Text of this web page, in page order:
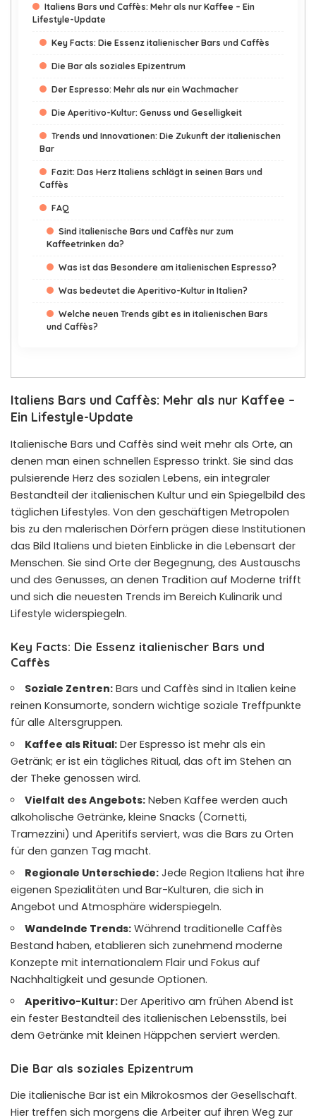
Italiens Bars und Caffès: Mehr als nur Kaffee – Ein
Lifestyle-Update
Key Facts: Die Essenz italienischer Bars und Caffès
Die Bar als soziales Epizentrum
Der Espresso: Mehr als nur ein Wachmacher
Die Aperitivo-Kultur: Genuss und Geselligkeit
Trends und Innovationen: Die Zukunft der italienischen
Bar
Fazit: Das Herz Italiens schlägt in seinen Bars und
Caffès
FAQ
Sind italienische Bars und Caffès nur zum
Kaffeetrinken da?
Was ist das Besondere am italienischen Espresso?
Was bedeutet die Aperitivo-Kultur in Italien?
Welche neuen Trends gibt es in italienischen Bars
und Caffès?
Italiens Bars und Caffès: Mehr als nur Kaffee –
Ein Lifestyle-Update
Italienische Bars und Caffès sind weit mehr als Orte, an
denen man einen schnellen Espresso trinkt. Sie sind das
pulsierende Herz des sozialen Lebens, ein integraler
Bestandteil der italienischen Kultur und ein Spiegelbild des
täglichen Lifestyles. Von den geschäftigen Metropolen
bis zu den malerischen Dörfern prägen diese Institutionen
das Bild Italiens und bieten Einblicke in die Lebensart der
Menschen. Sie sind Orte der Begegnung, des Austauschs
und des Genusses, an denen Tradition auf Moderne trifft
und sich die neuesten Trends im Bereich Kulinarik und
Lifestyle widerspiegeln.
Key Facts: Die Essenz italienischer Bars und
Caffès
Soziale Zentren: Bars und Caffès sind in Italien keine
reinen Konsumorte, sondern wichtige soziale Treffpunkte
für alle Altersgruppen.
Kaffee als Ritual: Der Espresso ist mehr als ein
Getränk; er ist ein tägliches Ritual, das oft im Stehen an
der Theke genossen wird.
Vielfalt des Angebots: Neben Kaffee werden auch
alkoholische Getränke, kleine Snacks (Cornetti,
Tramezzini) und Aperitifs serviert, was die Bars zu Orten
für den ganzen Tag macht.
Regionale Unterschiede: Jede Region Italiens hat ihre
eigenen Spezialitäten und Bar-Kulturen, die sich in
Angebot und Atmosphäre widerspiegeln.
Wandelnde Trends: Während traditionelle Caffès
Bestand haben, etablieren sich zunehmend moderne
Konzepte mit internationalem Flair und Fokus auf
Nachhaltigkeit und gesunde Optionen.
Aperitivo-Kultur: Der Aperitivo am frühen Abend ist
ein fester Bestandteil des italienischen Lebensstils, bei
dem Getränke mit kleinen Häppchen serviert werden.
Die Bar als soziales Epizentrum
Die italienische Bar ist ein Mikrokosmos der Gesellschaft.
Hier treffen sich morgens die Arbeiter auf ihren Weg zur